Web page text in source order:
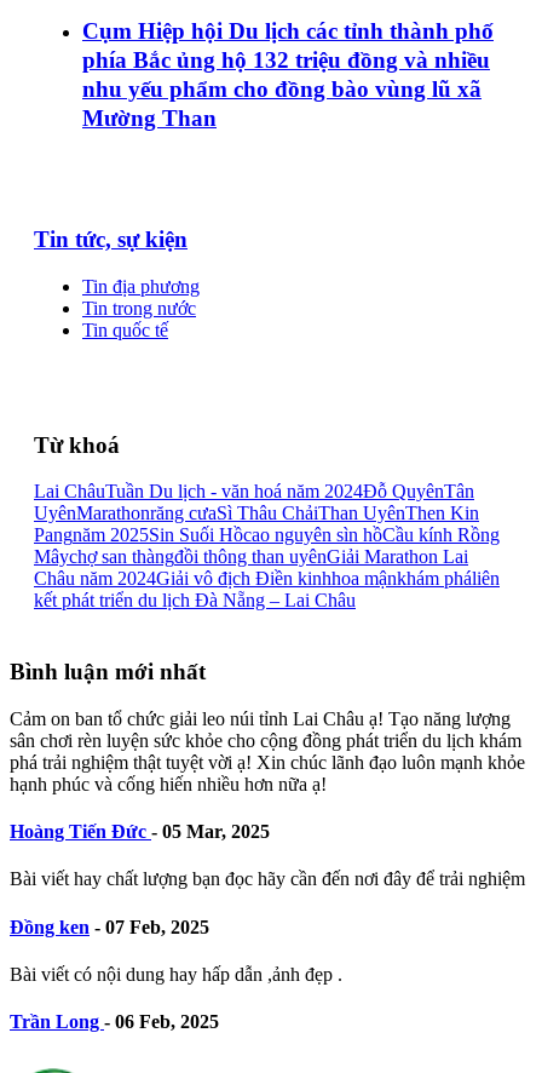
Cụm Hiệp hội Du lịch các tỉnh thành phố
phía Bắc ủng hộ 132 triệu đồng và nhiều
nhu yếu phẩm cho đồng bào vùng lũ xã
Mường Than
Tin tức, sự kiện
Tin địa phương
Tin trong nước
Tin quốc tế
Từ khoá
Lai ChâuTuần Du lịch - văn hoá năm 2024Đỗ QuyênTân
UyênMarathonrăng cưaSì Thâu ChảiThan UyênThen Kin
Pangnăm 2025Sin Suối Hồcao nguyên sìn hồCầu kính Rồng
Mâychợ san thàngđồi thông than uyênGiải Marathon Lai
Châu năm 2024Giải vô địch Điền kinhhoa mậnkhám pháliên
kết phát triển du lịch Đà Nẵng – Lai Châu
Bình luận mới nhất
Cảm on ban tổ chức giải leo núi tỉnh Lai Châu ạ! Tạo năng lượng
sân chơi rèn luyện sức khỏe cho cộng đồng phát triển du lịch khám
phá trải nghiệm thật tuyệt vời ạ! Xin chúc lãnh đạo luôn mạnh khỏe
hạnh phúc và cống hiến nhiều hơn nữa ạ!
Hoàng Tiến Đức - 05 Mar, 2025
Bài viết hay chất lượng bạn đọc hãy cần đến nơi đây để trải nghiệm
Đồng ken - 07 Feb, 2025
Bài viết có nội dung hay hấp dẫn ,ảnh đẹp .
Trần Long - 06 Feb, 2025